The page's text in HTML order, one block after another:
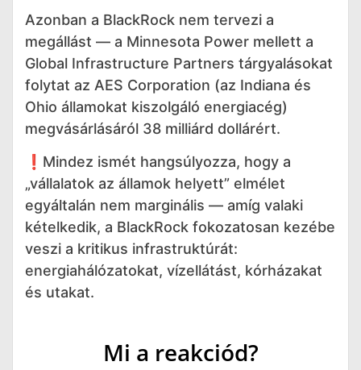
Azonban a BlackRock nem tervezi a
megállást — a Minnesota Power mellett a
Global Infrastructure Partners tárgyalásokat
folytat az AES Corporation (az Indiana és
Ohio államokat kiszolgáló energiacég)
megvásárlásáról 38 milliárd dollárért.
❗️Mindez ismét hangsúlyozza, hogy a
„vállalatok az államok helyett” elmélet
egyáltalán nem marginális — amíg valaki
kételkedik, a BlackRock fokozatosan kezébe
veszi a kritikus infrastruktúrát:
energiahálózatokat, vízellátást, kórházakat
és utakat.
Mi a reakciód?